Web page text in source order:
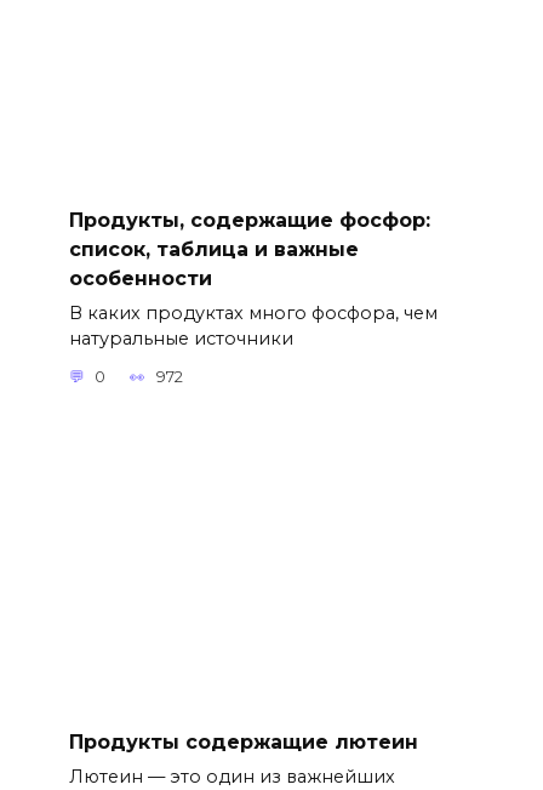
Продукты, содержащие фосфор:
список, таблица и важные
особенности
В каких продуктах много фосфора, чем
натуральные источники
0 972
Продукты содержащие лютеин
Лютеин — это один из важнейших